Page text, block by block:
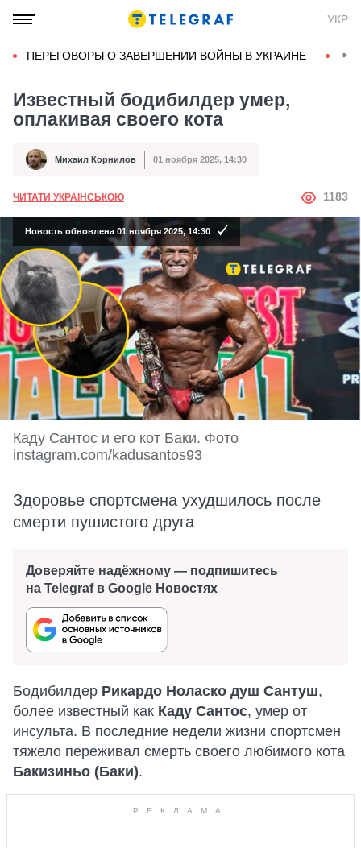
УКР
ПЕРЕГОВОРЫ О ЗАВЕРШЕНИИ ВОЙНЫ В УКРАИНЕ
Известный бодибилдер умер,
оплакивая своего кота
Автор Михаил Корнилов
Дата публикации 01 ноября 2025, 14:30
ЧИТАТИ УКРАЇНСЬКОЮ АВТОР
1183
Новость обновлена 01 ноября 2025, 14:30
Каду Сантос и его кот Баки. Фото
instagram.com/kadusantos93
Здоровье спортсмена ухудшилось после
смерти пушистого друга
Доверяйте надёжному — подпишитесь
на Telegraf в Google Новостях
Бодибилдер Рикардо Ноласко душ Сантуш,
более известный как Каду Сантос, умер от
инсульта. В последние недели жизни спортсмен
тяжело переживал смерть своего любимого кота
Бакизиньо (Баки).